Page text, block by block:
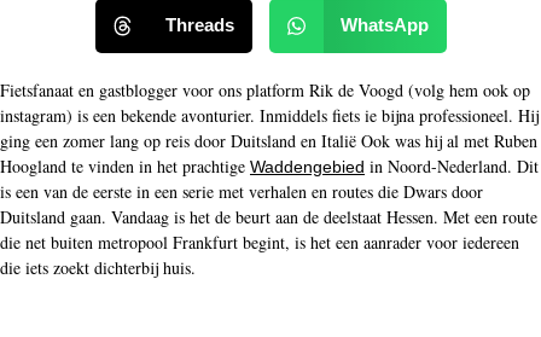
Threads WhatsApp
Fietsfanaat en gastblogger voor ons platform Rik de Voogd (volg hem ook op
instagram) is een bekende avonturier. Inmiddels fiets ie bijna professioneel. Hij
ging een zomer lang op reis door Duitsland en Italië Ook was hij al met Ruben
Hoogland te vinden in het prachtige Waddengebied in Noord-Nederland. Dit
is een van de eerste in een serie met verhalen en routes die Dwars door
Duitsland gaan. Vandaag is het de beurt aan de deelstaat Hessen. Met een route
die net buiten metropool Frankfurt begint, is het een aanrader voor iedereen
die iets zoekt dichterbij huis.